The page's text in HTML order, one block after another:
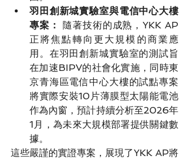
羽田創新城實驗室與電信中心大樓
專案：
隨著技術的成熟，YKK AP
正將焦點轉向更大規模的商業應
用。在羽田創新城實驗室的測試旨
在加速BIPV的社會化實施，同時東
京青海區電信中心大樓的試點專案
將實際安裝10片薄膜型太陽能電池
作為內窗，預計持續分析至2026年
1月，為未來大規模部署提供關鍵數
據。
這些嚴謹的實證專案，展現了YKK AP將